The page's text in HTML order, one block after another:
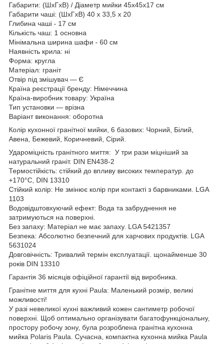
Габарити: (ШхГхВ) / Діаметр мийки 45x45x17 см
Габарити чаші: (ШхГхВ) 40 х 33,5 х 20
Глибина чаші - 17 см
Кількість чаш: 1 основна
Мінімальна ширина шафи - 60 см
Наявність крила: ні
Форма: кругла
Матеріал: граніт
Отвір під змішувач — Є
Країна реєстрації бренду: Німеччина
Країна-виробник товару: Україна
Тип установки — врізна
Варіант виконання: оборотна
Колір кухонної гранітної мийки, 6 базових: Чорний, Білий,
Авена, Бежевий, Коричневий, Сірий.
Удароміцність гранітного миття: У три рази міцніший за
натуральний граніт. DIN EN438-2
Термостійкість: стійкий до впливу високих температур. до
+170°C, DIN 13310
Стійкий колір: Не змінює колір при контакті з барвниками. LGA
1103
Водовідштовхуючий ефект: Вода та забруднення не
затримуються на поверхні.
Без запаху: Матеріал не має запаху. LGA 5421357
Безпека: Абсолютно безпечний для харчових продуктів. LGA
5631024
Довговічність: Тривалий термін експлуатації. щонайменше 30
років DIN 13310
Гарантія 36 місяців офіційної гарантії від виробника.
Гранітне миття для кухні Paula: Маленький розмір, великі
можливості!
У разі невеликої кухні важливий кожен сантиметр робочої
поверхні. Щоб оптимально організувати багатофункціональну,
простору робочу зону, була розроблена гранітна кухонна
мийка Polaris Paula. Сучасна, компактна кухонна мийка Paula